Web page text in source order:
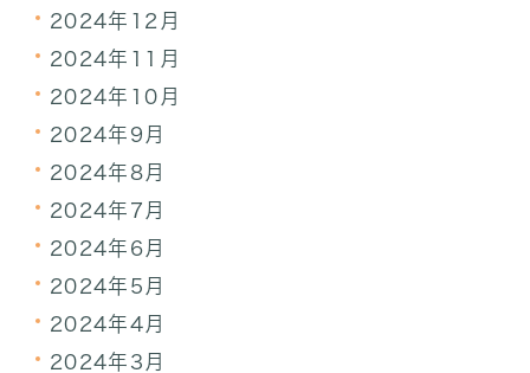
2024年12月
2024年11月
2024年10月
2024年9月
2024年8月
2024年7月
2024年6月
2024年5月
2024年4月
2024年3月